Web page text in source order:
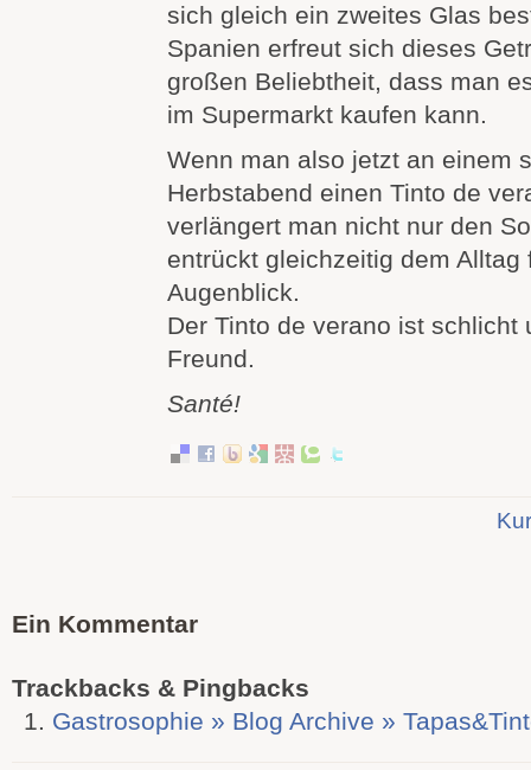
sich gleich ein zweites Glas
Spanien erfreut sich dieses
großen Beliebtheit, dass man
im Supermarkt kaufen kann.
Wenn man also jetzt an einem
Herbstabend einen Tinto de
verlängert man nicht nur den
entrückt gleichzeitig dem Alltag
Augenblick.
Der Tinto de verano ist schlicht
Freund.
Santé!
Ein Kommentar
Trackbacks & Pingbacks
Gastrosophie » Blog Archive »